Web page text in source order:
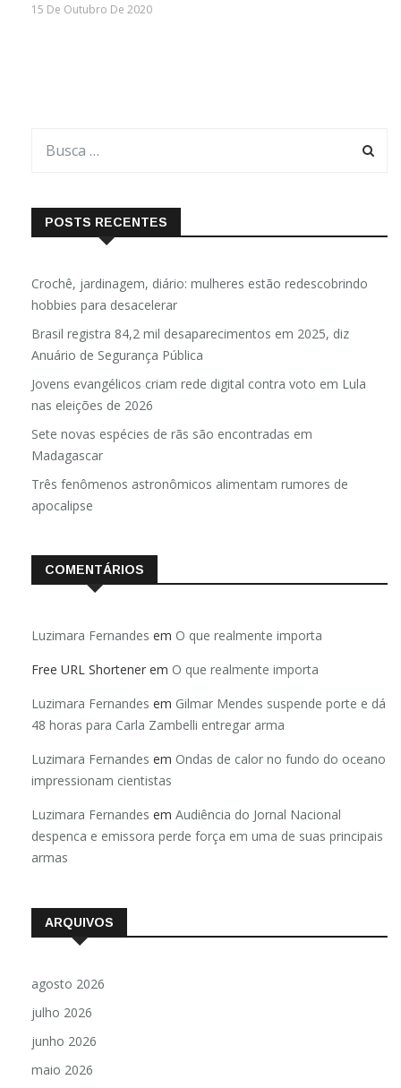
15 De Outubro De 2020
POSTS RECENTES
Crochê, jardinagem, diário: mulheres estão redescobrindo
hobbies para desacelerar
Brasil registra 84,2 mil desaparecimentos em 2025, diz
Anuário de Segurança Pública
Jovens evangélicos criam rede digital contra voto em Lula
nas eleições de 2026
Sete novas espécies de rãs são encontradas em
Madagascar
Três fenômenos astronômicos alimentam rumores de
apocalipse
COMENTÁRIOS
Luzimara Fernandes em O que realmente importa
Free URL Shortener em O que realmente importa
Luzimara Fernandes em Gilmar Mendes suspende porte e dá
48 horas para Carla Zambelli entregar arma
Luzimara Fernandes em Ondas de calor no fundo do oceano
impressionam cientistas
Luzimara Fernandes em Audiência do Jornal Nacional
despenca e emissora perde força em uma de suas principais
armas
ARQUIVOS
agosto 2026
julho 2026
junho 2026
maio 2026